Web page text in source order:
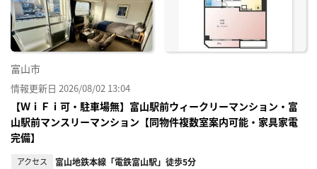
富山市
情報更新日 2026/08/02 13:04
【ＷｉＦｉ可・駐車場無】富山駅前ウィークリーマンション・富
山駅前マンスリーマンション【同物件複数室案内可能・家具家電
完備】
アクセス 富山地鉄本線「電鉄富山駅」徒歩5分